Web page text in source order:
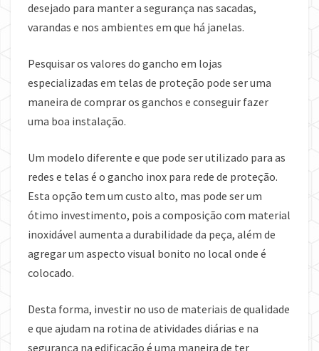
desejado para manter a segurança nas sacadas,
varandas e nos ambientes em que há janelas.
Pesquisar os valores do gancho em lojas
especializadas em telas de proteção pode ser uma
maneira de comprar os ganchos e conseguir fazer
uma boa instalação.
Um modelo diferente e que pode ser utilizado para as
redes e telas é o gancho inox para rede de proteção.
Esta opção tem um custo alto, mas pode ser um
ótimo investimento, pois a composição com material
inoxidável aumenta a durabilidade da peça, além de
agregar um aspecto visual bonito no local onde é
colocado.
Desta forma, investir no uso de materiais de qualidade
e que ajudam na rotina de atividades diárias e na
segurança na edificação é uma maneira de ter